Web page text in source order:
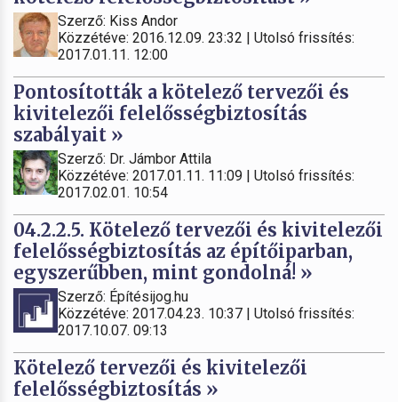
Szerző: Kiss Andor
Közzétéve: 2016.12.09. 23:32 | Utolsó frissítés:
2017.01.11. 12:00
Pontosították a kötelező tervezői és
kivitelezői felelősségbiztosítás
szabályait »
Szerző: Dr. Jámbor Attila
Közzétéve: 2017.01.11. 11:09 | Utolsó frissítés:
2017.02.01. 10:54
04.2.2.5. Kötelező tervezői és kivitelezői
felelősségbiztosítás az építőiparban,
egyszerűbben, mint gondolná! »
Szerző: Építésijog.hu
Közzétéve: 2017.04.23. 10:37 | Utolsó frissítés:
2017.10.07. 09:13
Kötelező tervezői és kivitelezői
felelősségbiztosítás »